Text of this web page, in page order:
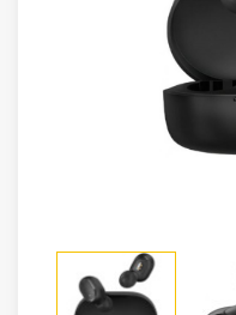
Electroménager
Sécurité